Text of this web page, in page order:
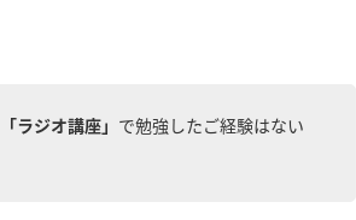
「ラジオ講座」 で勉強したご経験はない